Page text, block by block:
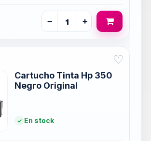
− +
♡
Cartucho Tinta Hp 350
Negro Original
En stock